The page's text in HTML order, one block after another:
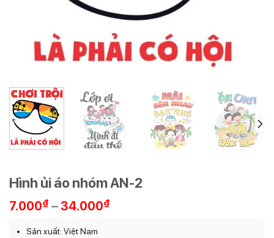
Hình ủi áo nhóm AN-2
7.000₫ – 34.000₫
Sản xuất: Việt Nam